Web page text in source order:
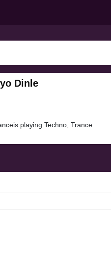
Dinle
playing Techno, Trance